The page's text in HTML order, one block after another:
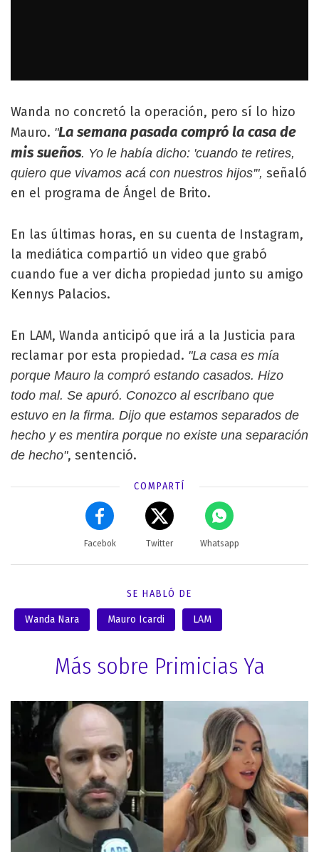
Wanda no concretó la operación, pero sí lo hizo
Mauro. "La semana pasada compró la casa de
mis sueños. Yo le había dicho: 'cuando te retires,
quiero que vivamos acá con nuestros hijos'", señaló
en el programa de Ángel de Brito.
En las últimas horas, en su cuenta de Instagram,
la mediática compartió un video que grabó
cuando fue a ver dicha propiedad junto su amigo
Kennys Palacios.
En LAM, Wanda anticipó que irá a la Justicia para
reclamar por esta propiedad. "La casa es mía
porque Mauro la compró estando casados. Hizo
todo mal. Se apuró. Conozco al escribano que
estuvo en la firma. Dijo que estamos separados de
hecho y es mentira porque no existe una separación
de hecho", sentenció.
COMPARTÍ
Facebok Twitter Whatsapp
SE HABLÓ DE
Wanda Nara Mauro Icardi LAM
Más sobre Primicias Ya